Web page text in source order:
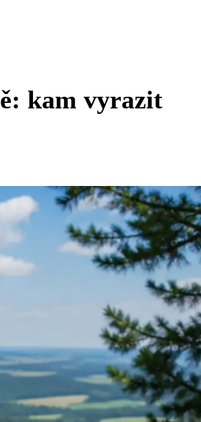
kam vyrazit